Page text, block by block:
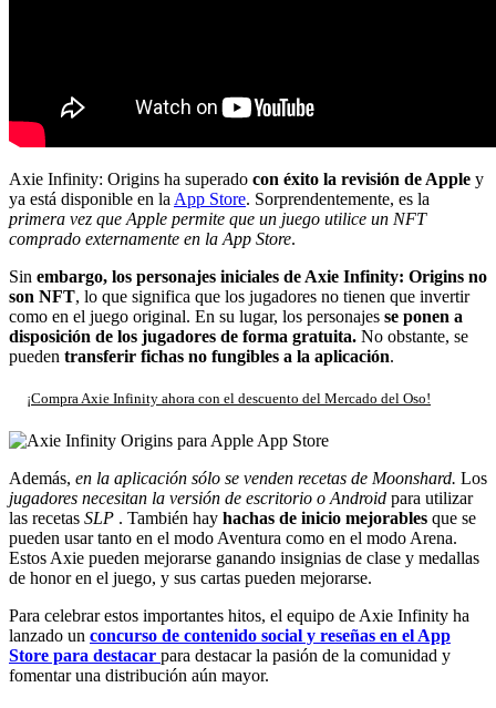
Axie Infinity: Origins ha superado con éxito la revisión de Apple y
ya está disponible en laApp Store. Sorprendentemente, es la
primera vez que Apple permite que un juego utilice un NFT
comprado externamente en la App Store.
Sin embargo, los personajes iniciales de Axie Infinity: Origins no
son NFT, lo que significa que los jugadores no tienen que invertir
como en el juego original. En su lugar, los personajes se ponen a
disposición de los jugadores de forma gratuita. No obstante, se
pueden transferir fichas no fungibles a la aplicación.
¡Compra Axie Infinity ahora con el descuento del Mercado del Oso!
Además, en la aplicación sólo se venden recetas de Moonshard. Los
jugadores necesitan la versión de escritorio o Android para utilizar
las recetas SLP . También hay hachas de inicio mejorables que se
pueden usar tanto en el modo Aventura como en el modo Arena.
Estos Axie pueden mejorarse ganando insignias de clase y medallas
de honor en el juego, y sus cartas pueden mejorarse.
Para celebrar estos importantes hitos, el equipo de Axie Infinity ha
lanzado un concurso de contenido social y reseñas en el App
Store para destacar para destacar la pasión de la comunidad y
fomentar una distribución aún mayor.